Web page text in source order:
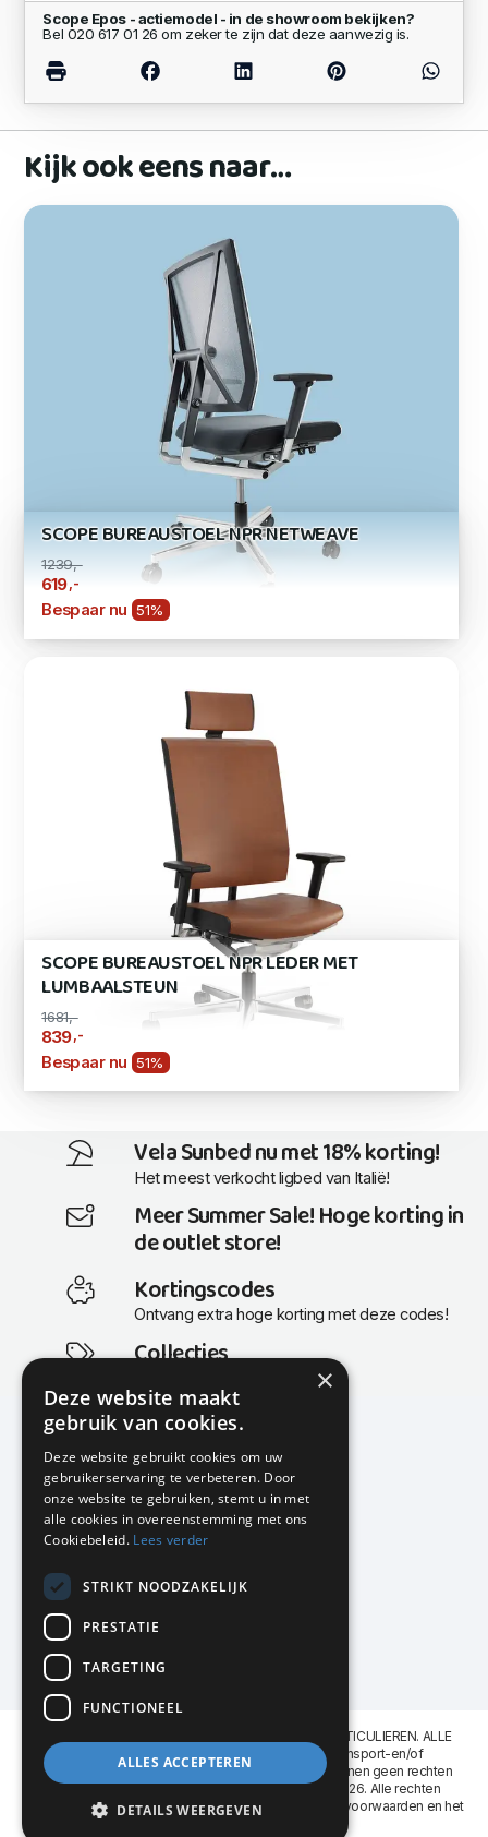
Scope Epos - actiemodel - in de showroom bekijken?
Bel 020 617 01 26 om zeker te zijn dat deze aanwezig is.
Kijk ook eens naar…
SCOPE BUREAUSTOEL NPR NETWEAVE
1239,-
619,-
Bespaar nu 51%
SCOPE BUREAUSTOEL NPR LEDER MET
LUMBAALSTEUN
1681,-
839,-
Bespaar nu 51%
Vela Sunbed nu met 18% korting!
Het meest verkocht ligbed van Italië!
Meer Summer Sale! Hoge korting in
de outlet store!
Kortingscodes
Ontvang extra hoge korting met deze codes!
Collecties
Actuele en populaire collecties
KMP Kantoormeubilair
Airport Business Park
Frankfurtstraat 29-31
1175 RH Lijnden
020-617 01 26
info@kmpkantoormeubilair.nl
Facebook
Instagram
KMP Kantoormeubilair levert aan BEDRIJVEN en PARTICULIEREN. ALLE
GENOEMDE PRIJZEN ZIJN EXCL. 21% B.T.W. Transport-en/of
Montagekosten op aanvraag. Aan deze website kunnen geen rechten
worden ontleend. KMP Kantoormeubilair VOF © 2026. Alle rechten
voorbehouden. Lees voor gebruik graag de
leveringsvoorwaarden en het
×
Deze website maakt
gebruik van cookies.
Deze website gebruikt cookies om uw
gebruikerservaring te verbeteren. Door
onze website te gebruiken, stemt u in met
alle cookies in overeenstemming met ons
Cookiebeleid. Lees verder
STRIKT NOODZAKELIJK
PRESTATIE
TARGETING
FUNCTIONEEL
ALLES ACCEPTEREN
DETAILS WEERGEVEN